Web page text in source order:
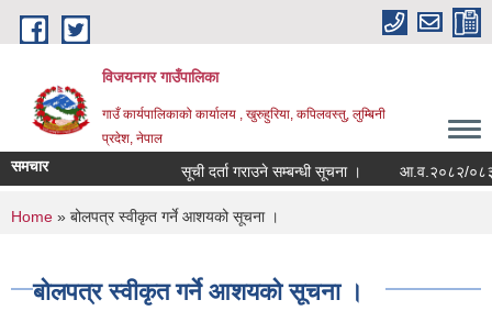
Skip to main content
विजयनगर गाउँपालिका
गाउँ कार्यपालिकाको कार्यालय , खुरुहुरिया, कपिलवस्तु, लुम्बिनी
प्रदेश, नेपाल
समचार सूची दर्ता गराउने सम्बन्धी सूचना । आ.व.२०८२/
You are here
Home » बोलपत्र स्वीकृत गर्ने आशयको सूचना ।
बोलपत्र स्वीकृत गर्ने आशयको सूचना ।